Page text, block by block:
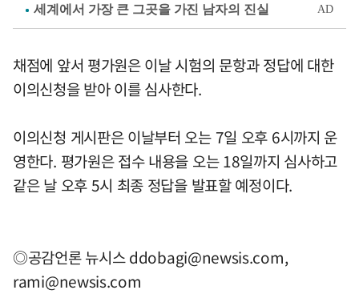
채점에 앞서 평가원은 이날 시험의 문항과 정답에 대한
이의신청을 받아 이를 심사한다.
이의신청 게시판은 이날부터 오는 7일 오후 6시까지 운
영한다. 평가원은 접수 내용을 오는 18일까지 심사하고
같은 날 오후 5시 최종 정답을 발표할 예정이다.
◎공감언론 뉴시스ddobagi@newsis.com,
rami@newsis.com